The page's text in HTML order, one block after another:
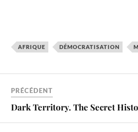
AFRIQUE DÉMOCRATISATION
PRÉCÉDENT
Dark Territory. The Secret